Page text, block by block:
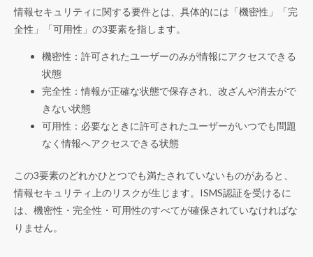
情報セキュリティに関する要件とは、具体的には「機密性」「完
全性」「可用性」の3要素を指します。
機密性：許可されたユーザーのみが情報にアクセスできる
状態
完全性：情報が正確な状態で保存され、改ざんや消去がで
きない状態
可用性：必要なときに許可されたユーザーがいつでも問題
なく情報へアクセスできる状態
この3要素のどれかひとつでも満たされていないものがあると、
情報セキュリティ上のリスクが生じます。ISMS認証を受けるに
は、機密性・完全性・可用性のすべてが確保されていなければな
りません。